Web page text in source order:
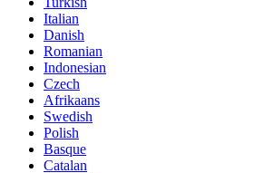
Italian
Danish
Romanian
Indonesian
Czech
Afrikaans
Swedish
Polish
Basque
Catalan